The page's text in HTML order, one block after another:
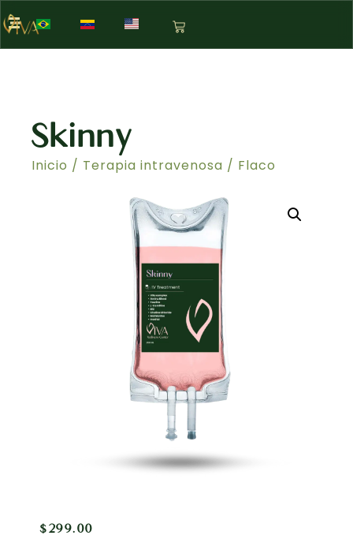
Skinny
Inicio / Terapia intravenosa / Flaco
$299.00